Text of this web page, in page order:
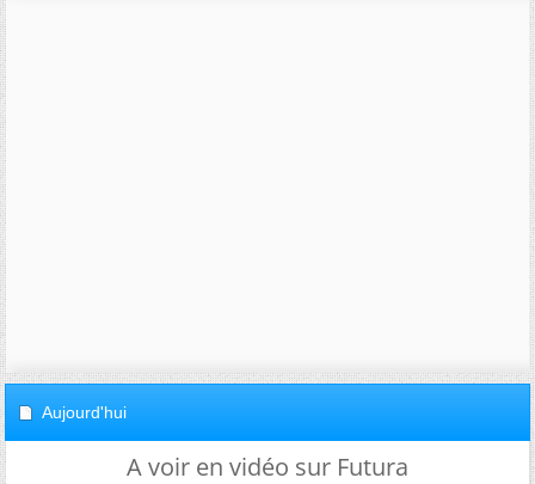
Aujourd'hui
A voir en vidéo sur Futura